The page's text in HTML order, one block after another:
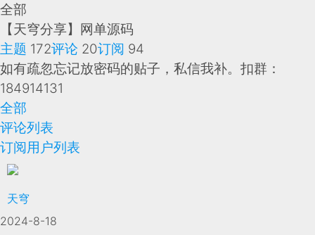
全部
【天穹分享】网单源码
主题 172评论 20订阅 94
如有疏忽忘记放密码的贴子，私信我补。扣群：
184914131
全部
评论列表
订阅用户列表
天穹
2024-8-18